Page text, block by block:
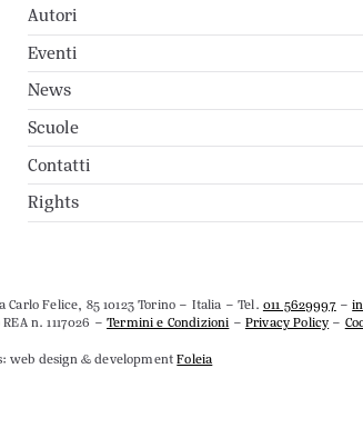
Autori
Eventi
News
Scuole
Contatti
Rights
Felice, 85 10123 Torino – Italia – Tel. 011 5629997–
n. 1117026 –Termini e Condizioni – Privacy Policy –
web design & developmentFoleia